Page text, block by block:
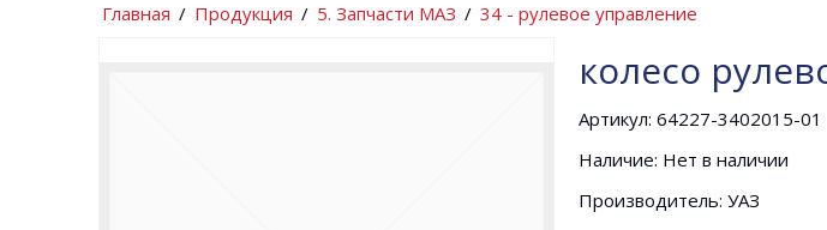
Главная / Продукция / 5. Запчасти МАЗ / 34 - рулевое управление
колесо
Артикул: 64227-3402015-01
Наличие: Нет в наличии
Производитель: УАЗ